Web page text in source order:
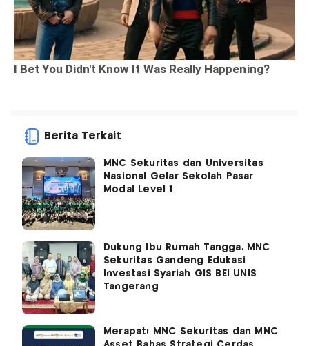
Berita Terkait
MNC Sekuritas dan Universitas
Nasional Gelar Sekolah Pasar
Modal Level 1
Dukung Ibu Rumah Tangga, MNC
Sekuritas Gandeng Edukasi
Investasi Syariah GIS BEI UNIS
Tangerang
Merapat! MNC Sekuritas dan MNC